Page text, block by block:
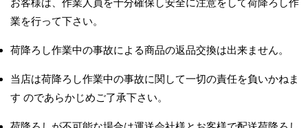
お客様は、作業人員を十分確保し安全に注意をして荷降ろし作
業を行って下さい。
荷降ろし作業中の事故による商品の返品交換は出来ません。
当店は荷降ろし作業中の事故に関して一切の責任を負いかねま
す のであらかじめご了承下さい。